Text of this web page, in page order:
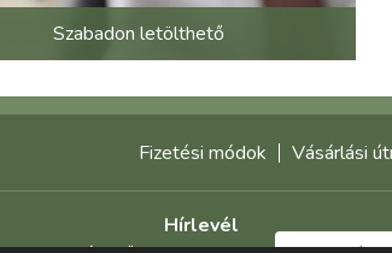
Szabadon letölthető
Fizetési módok Vásárlási
Hírlevél